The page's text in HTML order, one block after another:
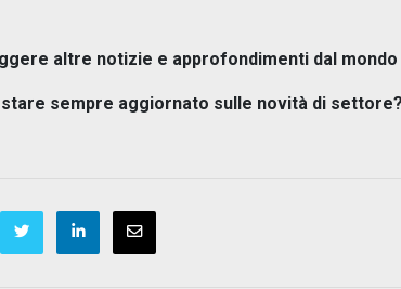
altre notizie e approfondimenti dal mondo
sempre aggiornato sulle novità di settore?